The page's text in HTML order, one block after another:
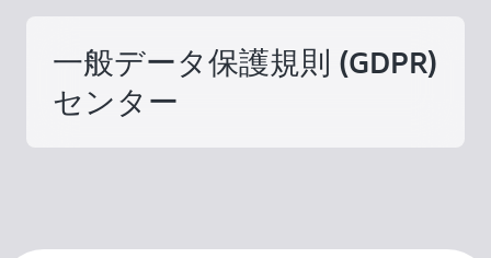
一般データ保護規則 (GDPR)
センター